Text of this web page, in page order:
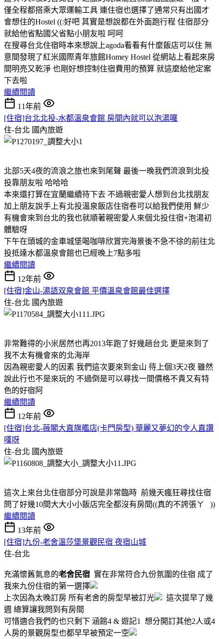
僅全程都搭乘大眾運輸工具 連住宿也選擇了通常只有出國才
會想住的Hostel ((:好吧 其實是想說都在外面跑行程 住宿部分
就給他省點國父省點小朋友啦 呵呵
在搜尋台北住宿時本來想說上agoda看看有什麼飯店可以住 無
意間發現了紅米國際青年旅館Homey Hostel 從網站上看起來房
間明亮又乾淨 也剛好想控制住宿費用的預算 就這麼給他定案
下去啦
繼續閱讀
11年前
[住宿]台北北投-水都溫泉會館 房間內就可以泡湯囉
住-台北 國內旅遊
北部5天4夜的流浪之旅也來到尾聲 最後一晚我們流浪到北投
投靠朋友啦 哈哈哈
本來還打算在宜蘭繼續待下去 不過親密愛人想到台北找朋友
加上朋友說手上有北投溫泉飯店住宿卷可以給我們使用 鮮少
有機會來到台北的我也就順著親密愛人來個北投住宿+泡湯初
體驗呀
下午在頭城的金車城堡喝咖啡欣賞完海景後不急不徐的前往北
投抵達水都溫泉會館也已經晚上7點多啦
繼續閱讀
12年前
[住宿]金山-湯語双泉會館 平價溫泉會館最佳選擇
住-台北 國內旅遊
非常難得的小米居然也再2013年跑了好幾趟台北 更是來到了
我不太有機會來的北海岸
因為親密愛人的因素 我們這次要來到金山 待上個3天2夜 雖然
說此行也不是來玩的 不過倒是可以尋找一間價格不貴又有特
色的好宿阿
繼續閱讀
12年前
[住宿]台北-薇閣大直旗艦店(卡門房型) 華麗又夢幻的令人直讚
嘆呀
住-台北 國內旅遊
這次上來台北住宿部分可說是非常臨時 前幾天瘋狂尋找住宿
問了好幾10間大大小小飯店完全都沒有房間((真的不誇張ㄚ ))
繼續閱讀
13年前
[住宿]九份-老舍溫莎堡景觀民宿 夜宿山城
住-台北
充滿懷舊氣息的老舍民宿 實在非常符合九份氛圍的住宿 成了
我來九份住宿的第一選擇
上次因為太晚訂房 所有老舍的房型早被訂光
這次提早了幾
週 總算讓我問到有房間
可惜適合我們的也只剩下 涵館4 & 遊記1 想分開訂其他2人或4
人房的景觀房型也都早早被預定一空